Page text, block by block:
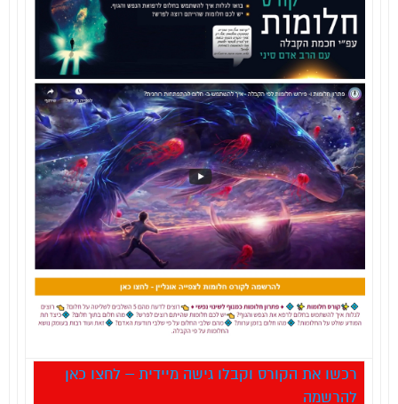
רכשו את הקורס וקבלו גישה מיידית – לחצו כאן
להרשמה